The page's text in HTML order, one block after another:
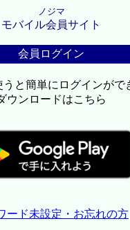
ノジマ
モバイル会員サイト
会員ログイン
うと簡単にログインがで
ウンロードはこちら
ード未設定・お忘れの方